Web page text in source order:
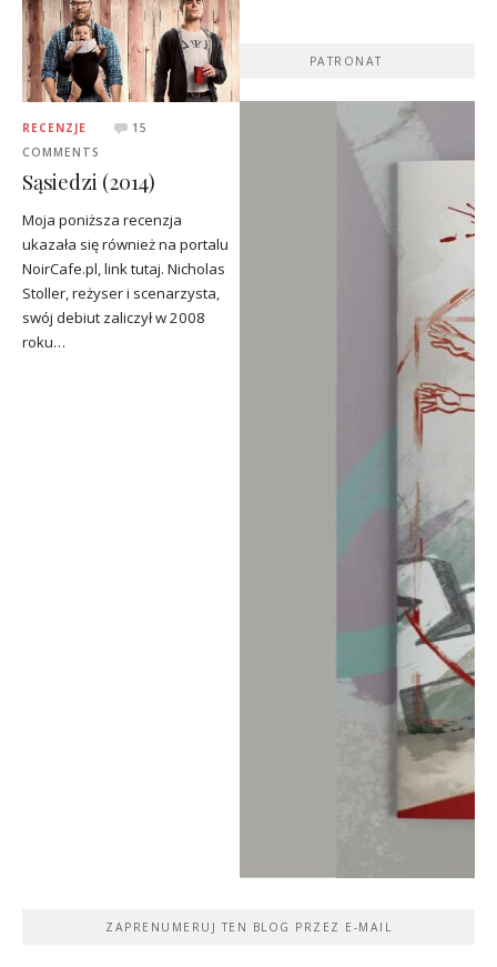
RECENZJE
15
COMMENTS
Sąsiedzi (2014)
Moja poniższa recenzja
ukazała się również na portalu
NoirCafe.pl, link tutaj. Nicholas
Stoller, reżyser i scenarzysta,
swój debiut zaliczył w 2008
roku…
PATRONAT
ZAPRENUMERUJ TEN BLOG PRZEZ E-MAIL